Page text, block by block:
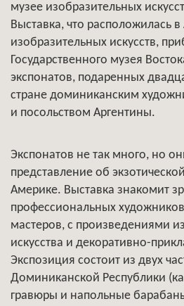
музее изобразительных
Выставка, что расположилась
изобразительных искусств,
Государственного музея
экспонатов, подаренных
стране доминиканским
и посольством Аргентины.
Экспонатов не так много, но
представление об
Америке. Выставка знакомит
профессиональных
мастеров, с произведениями
искусства и декоративно-
Экспозиция состоит из двух
Доминиканской Республики
гравюры и напольные